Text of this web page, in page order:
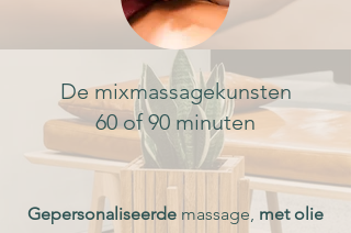
De mixmassagekunsten
60 of 90 minuten
Gepersonaliseerde massage, met olie